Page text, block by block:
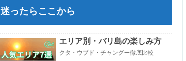
迷ったらここから
エリア別・バリ島の楽しみ方
クタ・ウブド・チャングー徹底比較